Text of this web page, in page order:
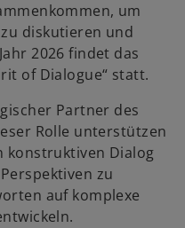
um
diskutieren und
2026 findet das
of Dialogue“ statt.
Partner des
Rolle unterstützen
konstruktiven Dialog
zu
auf komplexe